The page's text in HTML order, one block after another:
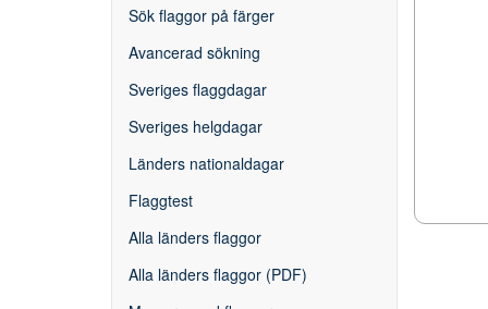
Sök flaggor på färger
Avancerad sökning
Sveriges flaggdagar
Sveriges helgdagar
Länders nationaldagar
Flaggtest
Alla länders flaggor
Alla länders flaggor (PDF)